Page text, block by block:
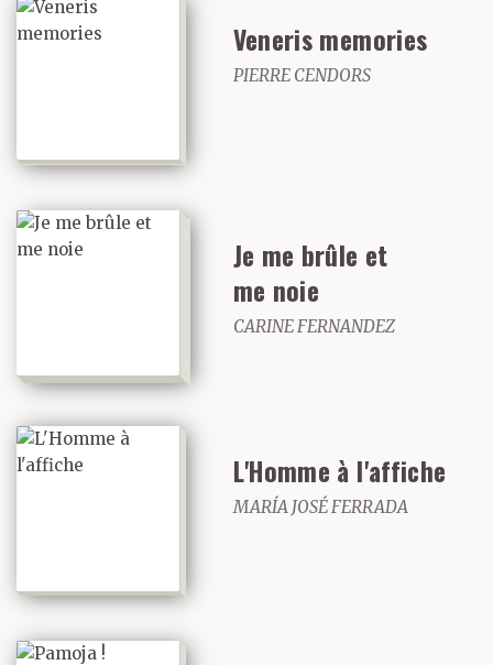
Veneris memories
PIERRE CENDORS
Je me brûle et
me noie
CARINE FERNANDEZ
L'Homme à l'affiche
MARÍA JOSÉ FERRADA